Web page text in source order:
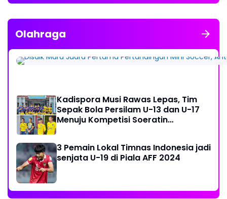
Olahraga
Kadispora Musi Rawas Lepas, Tim
Sepak Bola Persilam U-13 dan U-17
Menuju Kompetisi Soeratin
3 Pemain Lokal Timnas Indonesia jadi
senjata U-19 di Piala AFF 2024